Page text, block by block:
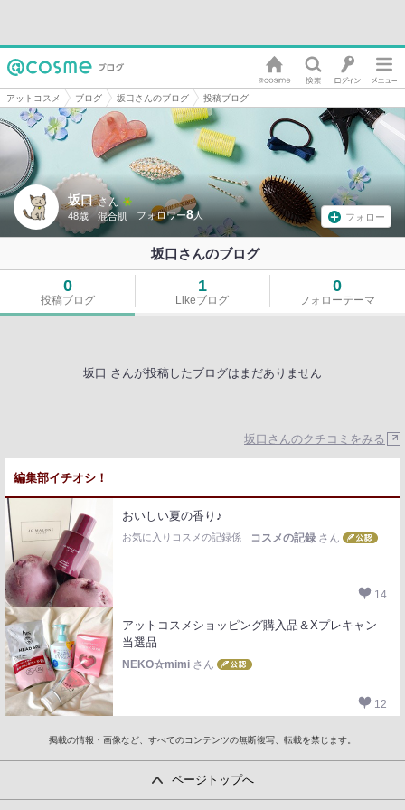
アットコスメ ブログ 坂口さんのブログ 投稿ブログ
坂口 さん
48歳 混合肌 8 フォロー
坂口さんのブログ
0
投稿ブログ
1
Likeブログ
0
フォローテーマ
坂口 さんが投稿したブログはまだありません
坂口さんのクチコミをみる
編集部イチオシ！
おいしい夏の香り♪
お気に入りコスメの記録係 コスメの記録 さん
14
アットコスメショッピング購入品＆Xプレキャン
当選品
NEKO☆mimi さん
12
掲載の情報・画像など、すべてのコンテンツの無断複写、転載を禁じます。
ページトップへ